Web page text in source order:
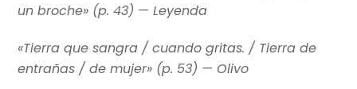
un broche» (p. 43) —Leyenda
«Tierra que sangra / cuando gritas. / Tierra de
entrañas / de mujer» (p. 53) — Olivo